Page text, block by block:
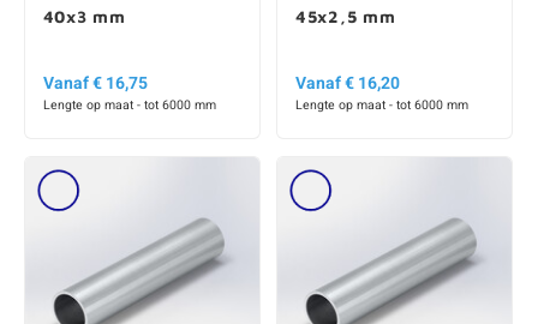
40x3 mm
Vanaf € 16,75
Lengte op maat - tot 6000 mm
45x2,5 mm
Vanaf € 16,20
Lengte op maat - tot 6000 mm